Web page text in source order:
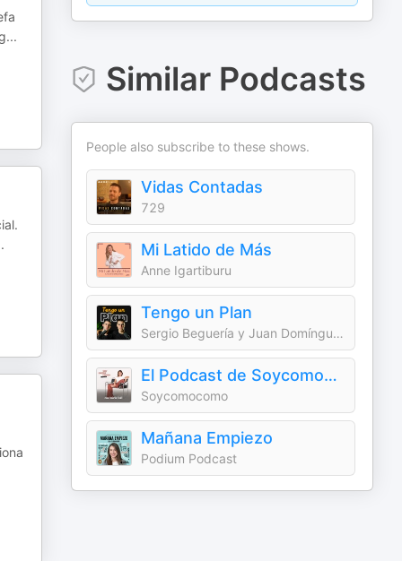
...
Similar Podcasts
People also subscribe to these shows.
Vidas Contadas
729
Mi Latido de Más
Anne Igartiburu
Tengo un Plan
Sergio Beguería y Juan Domínguez
El Podcast de Soycomocomo con Núria Coll
Soycomocomo
Mañana Empiezo
Podium Podcast